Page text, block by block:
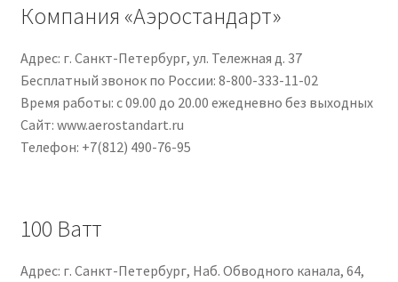
Компания «Аэростандарт»
Адрес: г. Санкт-Петербург, ул. Тележная д. 37
Бесплатный звонок по России: 8-800-333-11-02
Время работы: с 09.00 до 20.00 ежедневно без выходных
Сайт: www.aerostandart.ru
Телефон: +7(812) 490-76-95
100 Ватт
Адрес: г. Санкт-Петербург, Наб. Обводного канала, 64,